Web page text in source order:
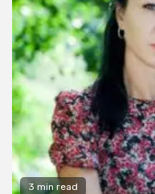
3 min read